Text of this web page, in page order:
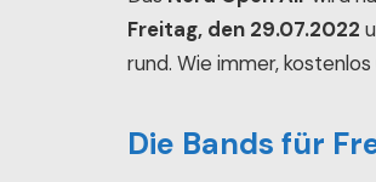
Freitag, den 29.07.2022
rund. Wie immer,
Die Bands für